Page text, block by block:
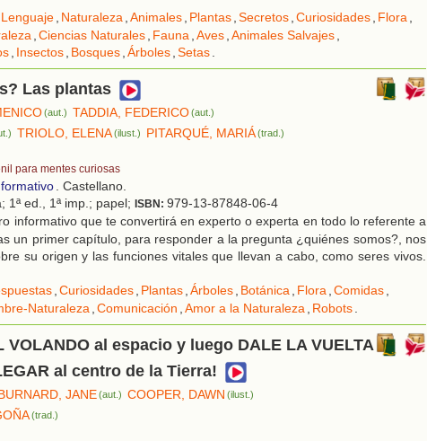
Lenguaje Naturaleza Animales Plantas Secretos Curiosidades Flora
Ciencias Naturales Fauna Aves Animales Salvajes
Insectos Bosques Árboles Setas
Las plantas
(aut.) TADDIA, FEDERICO(aut.)
TRIOLO, ELENA(ilust.) PITARQUÉ, MARIÁ (trad.)
para mentes curiosas
. Castellano.
1ª ed., 1ª imp.; papel; ISBN: 979-13-87848-06-4
informativo que te convertirá en experto o experta en todo lo referente a
un primer capítulo, para responder a la pregunta ¿quiénes somos?, nos
su origen y las funciones vitales que llevan a cabo, como seres vivos.
Curiosidades Plantas Árboles Botánica Flora Comidas
Naturaleza Comunicación Amor a la Naturaleza Robots
VOLANDO al espacio y luego DALE LA VUELTA
al centro de la Tierra!
JANE(aut.) COOPER, DAWN (ilust.)
(trad.)